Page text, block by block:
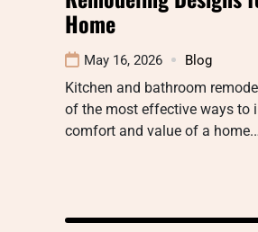
Home
May 16, 2026 Blog
Kitchen and bathroom
of the most effective ways to
comfort and value of a